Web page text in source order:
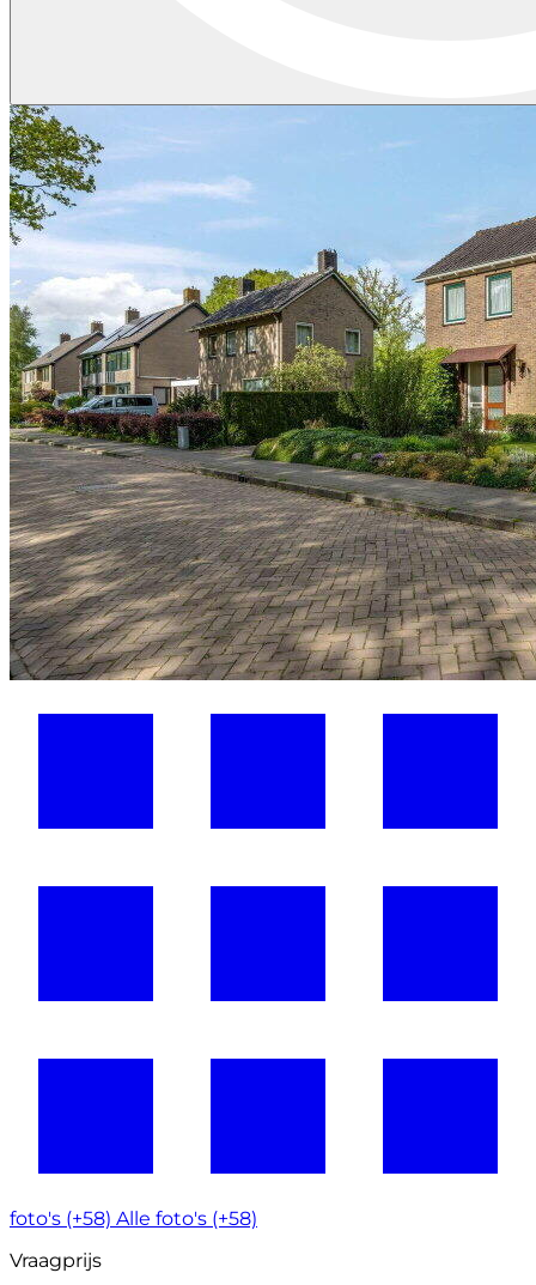
foto's (+58) Alle foto's (+58)
Vraagprijs